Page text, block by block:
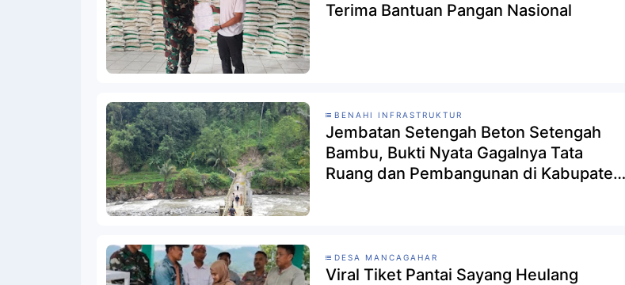
Terima Bantuan Pangan Nasional
BENAHI INFRASTRUKTUR
Jembatan Setengah Beton Setengah
Bambu, Bukti Nyata Gagalnya Tata
Ruang dan Pembangunan di Kabupaten
DESA MANCAGAHAR
Viral Tiket Pantai Sayang Heulang